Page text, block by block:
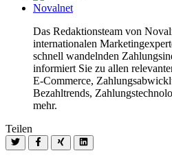
Novalnet
Das Redaktionsteam von
internationalen
schnell wandelnden
informiert Sie zu allen
E-Commerce,
Bezahltrends,
mehr.
Teilen